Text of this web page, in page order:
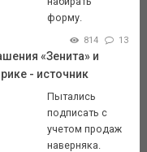
форму.
814 13
«Зенита» и
- источник
Пытались
подписать с
учетом продаж
наверняка.